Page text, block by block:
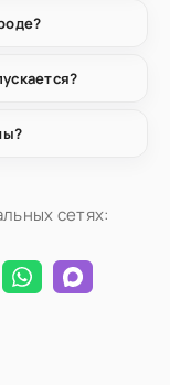
сетях: